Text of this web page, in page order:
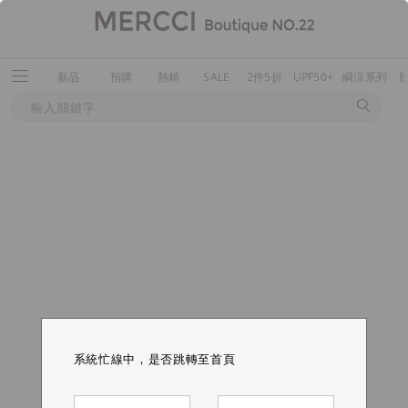
新品 預購 熱銷 SALE 2件5折 UPF50+ 瞬涼系列
系統忙線中，是否跳轉至首頁
系統忙線中，是否跳轉至首頁
系統忙線中，是否跳轉至首頁
系統忙線中，是否跳轉至首頁
系統忙線中，是否跳轉至首頁